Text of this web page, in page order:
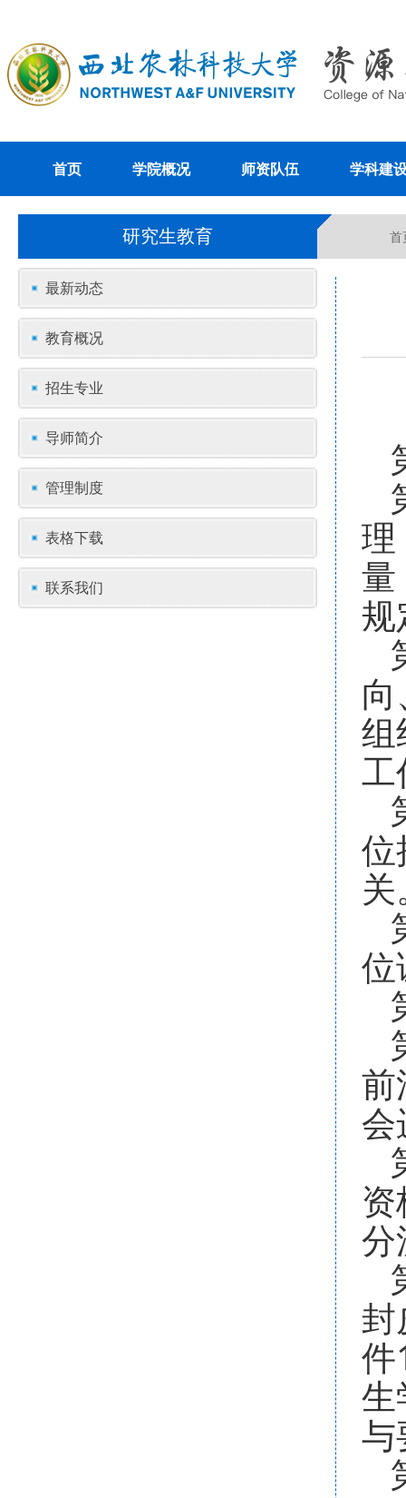
首页 学院概况 师资队伍 学科建
研究生教育 首
最新动态
教育概况
招生专业
导师简介
管理制度
表格下载
联系我们
理
量
组
工
位
位
前
分
封
件
生
与